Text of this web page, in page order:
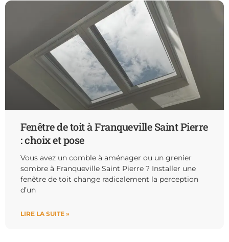
Fenêtre de toit à Franqueville Saint Pierre
: choix et pose
Vous avez un comble à aménager ou un grenier
sombre à Franqueville Saint Pierre ? Installer une
fenêtre de toit change radicalement la perception
d’un
LIRE LA SUITE »